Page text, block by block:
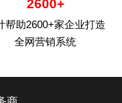
2600+
帮助2600+家企业打造
全网营销系统